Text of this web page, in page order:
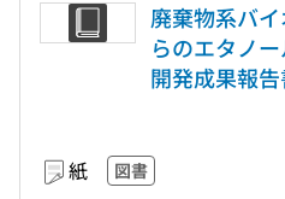
廃棄物系バ
らのエタノ
開発成果報告
紙 図書